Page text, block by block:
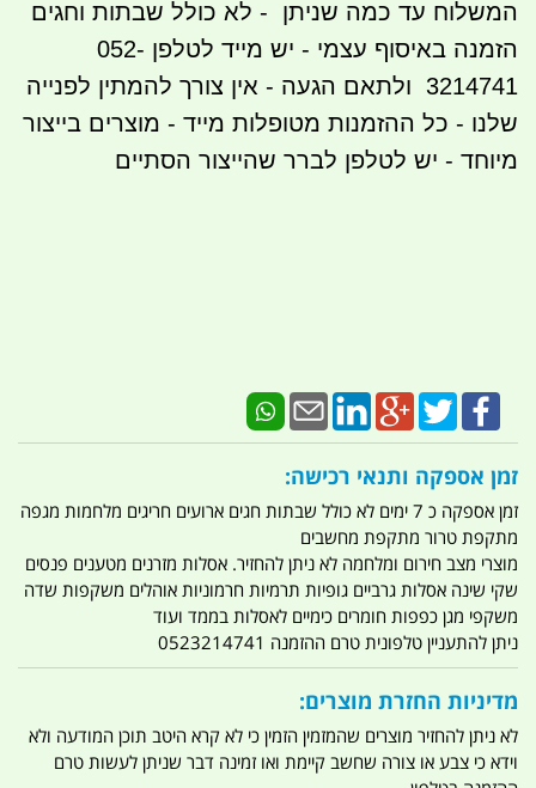
המשלוח עד כמה שניתן - לא כולל שבתות וחגים
הזמנה באיסוף עצמי - יש מייד לטלפן 052-
3214741 ולתאם הגעה - אין צורך להמתין לפנייה
שלנו - כל ההזמנות מטופלות מייד - מוצרים בייצור
מיוחד - יש לטלפן לברר שהייצור הסתיים
זמן אספקה ותנאי רכישה:
זמן אספקה כ 7 ימים לא כולל שבתות חגים ארועים חריגים מלחמות מגפה
מתקפת טרור מתקפת מחשבים
מוצרי מצב חירום ומלחמה לא ניתן להחזיר. אסלות מזרנים מטענים פנסים
שקי שינה אסלות גרביים גופיות תרמיות חרמוניות אוהלים משקפות שדה
משקפי מגן כפפות חומרים כימיים לאסלות בממד ועוד
ניתן להתעניין טלפונית טרם ההזמנה 0523214741
מדיניות החזרת מוצרים:
לא ניתן להחזיר מוצרים שהמזמין הזמין כי לא קרא היטב תוכן המודעה ולא
וידא כי צבע או צורה שחשב קיימת ואו זמינה דבר שניתן לעשות טרם